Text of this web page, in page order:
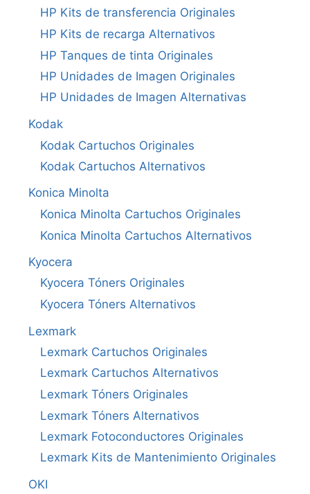
HP Kits de transferencia Originales
HP Kits de recarga Alternativos
HP Tanques de tinta Originales
HP Unidades de Imagen Originales
HP Unidades de Imagen Alternativas
Kodak
Kodak Cartuchos Originales
Kodak Cartuchos Alternativos
Konica Minolta
Konica Minolta Cartuchos Originales
Konica Minolta Cartuchos Alternativos
Kyocera
Kyocera Tóners Originales
Kyocera Tóners Alternativos
Lexmark
Lexmark Cartuchos Originales
Lexmark Cartuchos Alternativos
Lexmark Tóners Originales
Lexmark Tóners Alternativos
Lexmark Fotoconductores Originales
Lexmark Kits de Mantenimiento Originales
OKI